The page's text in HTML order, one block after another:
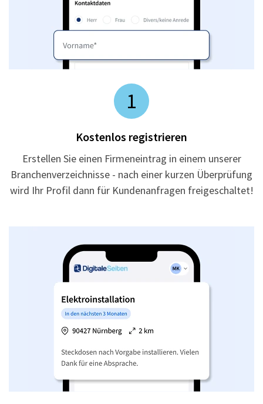
1
Kostenlos registrieren
Erstellen Sie einen Firmeneintrag in einem unserer
Branchenverzeichnisse - nach einer kurzen Überprüfung
wird Ihr Profil dann für Kundenanfragen freigeschaltet!